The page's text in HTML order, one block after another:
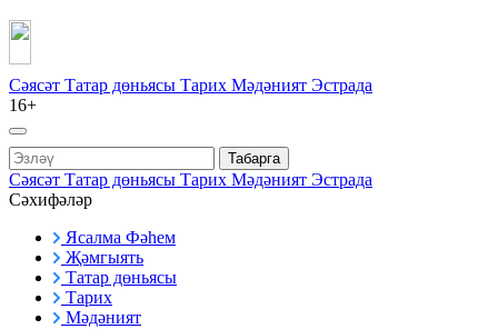
Сәясәт Татар дөньясы Тарих Мәдәният Эстрада
16+
Табарга
Сәясәт Татар дөньясы Тарих Мәдәният Эстрада
Сәхифәләр
Ясалма Фәһем
Җәмгыять
Татар дөньясы
Тарих
Мәдәният